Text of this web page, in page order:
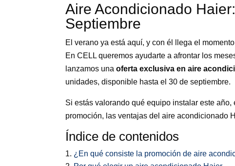
Aire Acondicionado
Septiembre
El verano ya está aquí, y con él llega el
En CELL queremos ayudarte a afrontar los
lanzamos unaoferta exclusiva en aire
unidades, disponible hasta el 30 de septiembre.
Si estás valorando qué equipo instalar este
promoción, las ventajas del aire acondicionado
Índice de contenidos
¿En qué consiste la promoción de aire